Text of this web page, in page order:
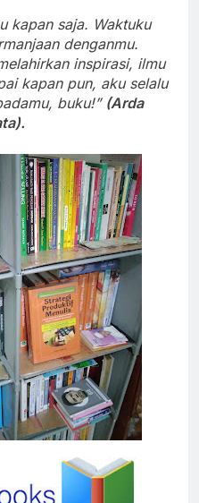
kapan saja. Waktuku
denganmu.
inspirasi, ilmu
kapan pun, aku selalu
buku!” (Arda